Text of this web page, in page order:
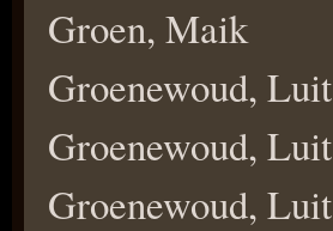
Groen, Maik
Groenewoud, Luit
Groenewoud, Luit
Groenewoud, Luit